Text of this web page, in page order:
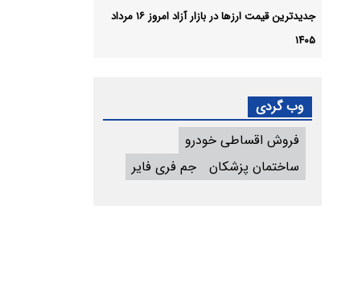
جدیدترین قیمت ارزها در بازار آزاد امروز ۱۶ مرداد
۱۴۰۵
وب گردی
فروش اقساطی خودرو
ساختمان پزشکان
جم فری فایر